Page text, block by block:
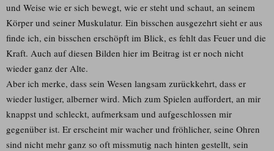
und Weise wie er sich bewegt, wie er steht und schaut, an seinem
Körper und seiner Muskulatur. Ein bisschen ausgezehrt sieht er aus
finde ich, ein bisschen erschöpft im Blick, es fehlt das Feuer und die
Kraft. Auch auf diesen Bilden hier im Beitrag ist er noch nicht
wieder ganz der Alte.
Aber ich merke, dass sein Wesen langsam zurückkehrt, dass er
wieder lustiger, alberner wird. Mich zum Spielen auffordert, an mir
knappst und schleckt, aufmerksam und aufgeschlossen mir
gegenüber ist. Er erscheint mir wacher und fröhlicher, seine Ohren
sind nicht mehr ganz so oft missmutig nach hinten gestellt, sein